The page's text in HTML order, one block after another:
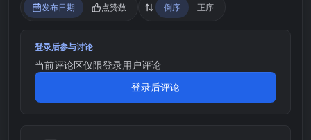
发布日期 点赞数 倒序 正序
登录后参与讨论
当前评论区仅限登录用户评论
登录后评论